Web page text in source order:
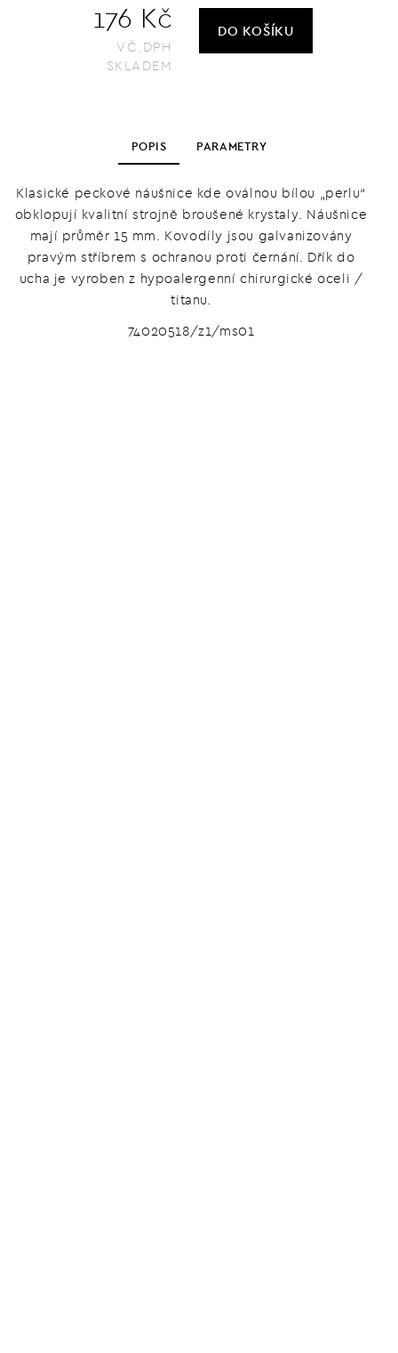
176 Kč
VČ.DPH
SKLADEM
DO KOŠÍKU
POPIS PARAMETRY
Klasické peckové náušnice kde oválnou bílou „perlu“
obklopují kvalitní strojně broušené krystaly. Náušnice
mají průměr 15 mm. Kovodíly jsou galvanizovány
pravým stříbrem s ochranou proti černání. Dřík do
ucha je vyroben z hypoalergenní chirurgické oceli /
titanu.
74020518/z1/ms01